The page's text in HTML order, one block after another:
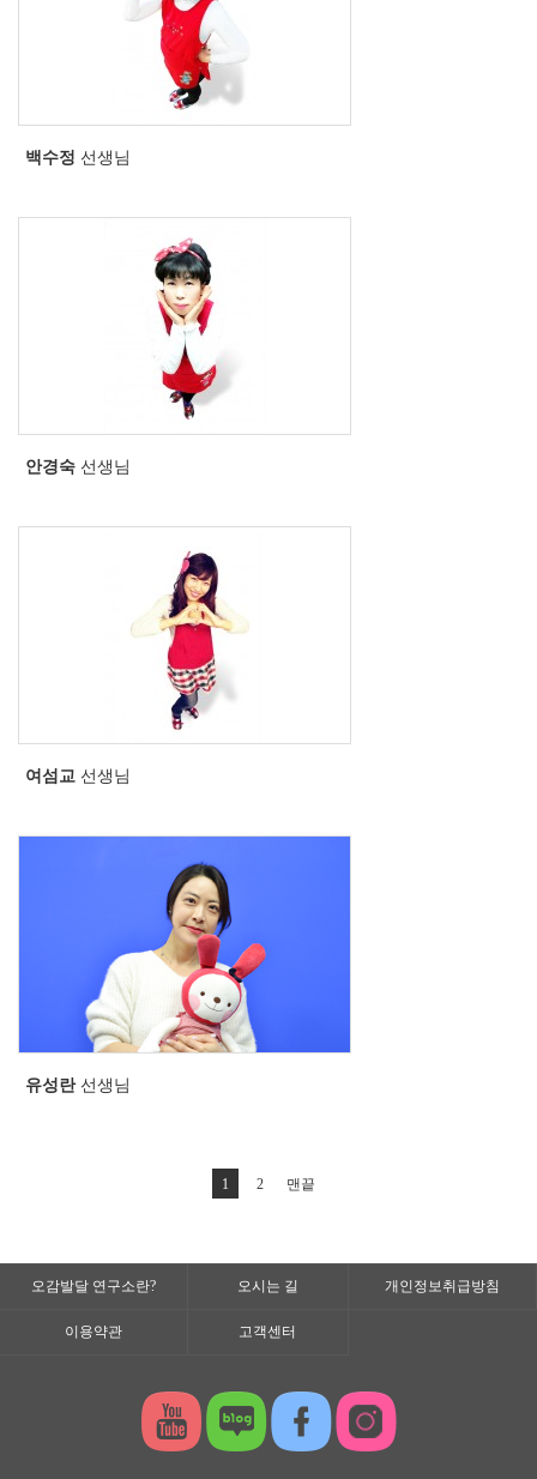
백수정 선생님
안경숙 선생님
여섬교 선생님
유성란선생님
1 2 맨끝
오감발달 연구소란? 오시는 길 개인정보취급방침
이용약관 고객센터